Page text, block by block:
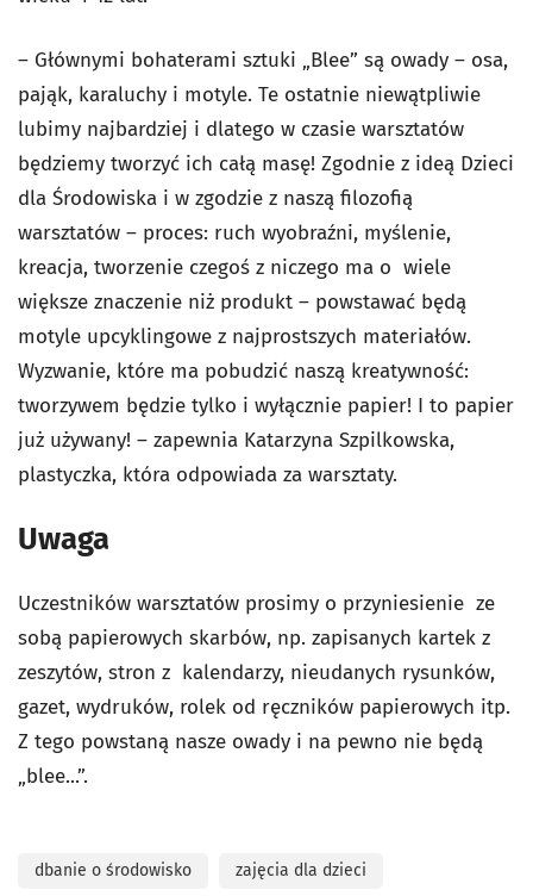
– Głównymi bohaterami sztuki „Blee” są owady – osa,
pająk, karaluchy i motyle. Te ostatnie niewątpliwie
lubimy najbardziej i dlatego w czasie warsztatów
będziemy tworzyć ich całą masę! Zgodnie z ideą Dzieci
dla Środowiska i w zgodzie z naszą filozofią
warsztatów – proces: ruch wyobraźni, myślenie,
kreacja, tworzenie czegoś z niczego ma o wiele
większe znaczenie niż produkt – powstawać będą
motyle upcyklingowe z najprostszych materiałów.
Wyzwanie, które ma pobudzić naszą kreatywność:
tworzywem będzie tylko i wyłącznie papier! I to papier
już używany! – zapewnia Katarzyna Szpilkowska,
plastyczka, która odpowiada za warsztaty.
Uwaga
Uczestników warsztatów prosimy o przyniesienie ze
sobą papierowych skarbów, np. zapisanych kartek z
zeszytów, stron z kalendarzy, nieudanych rysunków,
gazet, wydruków, rolek od ręczników papierowych itp.
Z tego powstaną nasze owady i na pewno nie będą
„blee...”.
dbanie o środowisko zajęcia dla dzieci